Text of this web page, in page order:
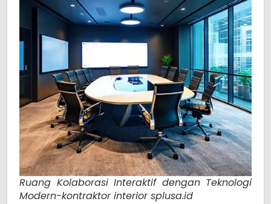
Ruang Kolaborasi Interaktif dengan Teknologi
Modern-kontraktor interior splusa.id